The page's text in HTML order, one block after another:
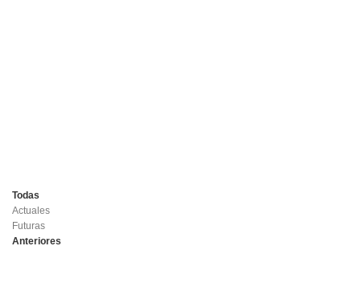
Todas
Actuales
Futuras
Anteriores